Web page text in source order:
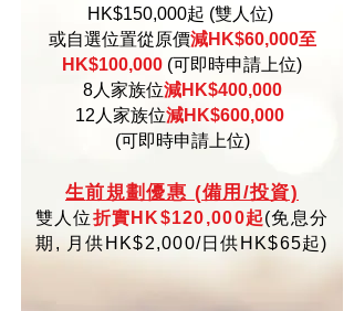
HK$150,000起 (雙人位)
或自選位置從原價減HK$60,000至
HK$100,000 (可即時申請上位)
8人家族位減HK$400,000
12人家族位減HK$600,000
(可即時申請上位)
生前規劃優惠 (備用/投資)
雙人位折實HK$120,000起(免息分
期, 月供HK$2,000/日供HK$65起)